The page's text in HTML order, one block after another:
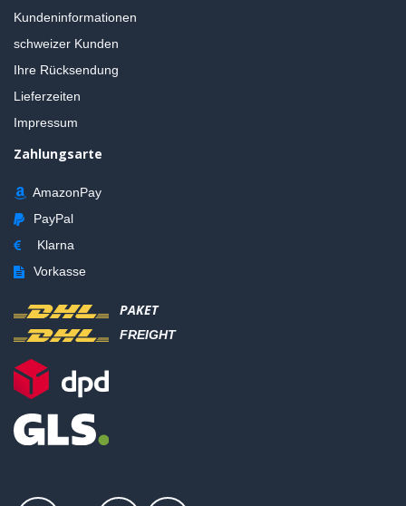
Kundeninformationen
schweizer Kunden
Ihre Rücksendung
Lieferzeiten
Impressum
Zahlungsarte
AmazonPay
PayPal
Klarna
Vorkasse
PAKET
FREIGHT